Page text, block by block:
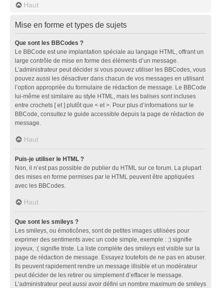
Haut
Mise en forme et types de sujets
Que sont les BBCodes ?
Le BBCode est une implantation spéciale au langage HTML, offrant un
large contrôle de mise en forme des éléments d’un message.
L’administrateur peut décider si vous pouvez utiliser les BBCodes, vous
pouvez aussi les désactiver dans chacun de vos messages en utilisant
l’option appropriée du formulaire de rédaction de message. Le BBCode
lui-même est similaire au style HTML, mais les balises sont incluses
entre crochets [ et ] plutôt que < et >. Pour plus d’informations sur le
BBCode, consultez le guide accessible depuis la page de rédaction de
message.
Haut
Puis-je utiliser le HTML ?
Non, il n’est pas possible de publier du HTML sur ce forum. La plupart
des mises en forme permises par le HTML peuvent être appliquées
avec les BBCodes.
Haut
Que sont les smileys ?
Les smileys, ou émoticônes, sont de petites images utilisées pour
exprimer des sentiments avec un code simple, exemple : :) signifie
joyeux, :( signifie triste. La liste complète des smileys est visible sur la
page de rédaction de message. Essayez toutefois de ne pas en abuser.
Ils peuvent rapidement rendre un message illisible et un modérateur
peut décider de les retirer ou simplement d’effacer le message.
L’administrateur peut aussi avoir défini un nombre maximum de smileys